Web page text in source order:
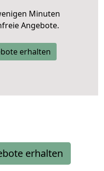
Minuten
Angebote.
erhalten
erhalten